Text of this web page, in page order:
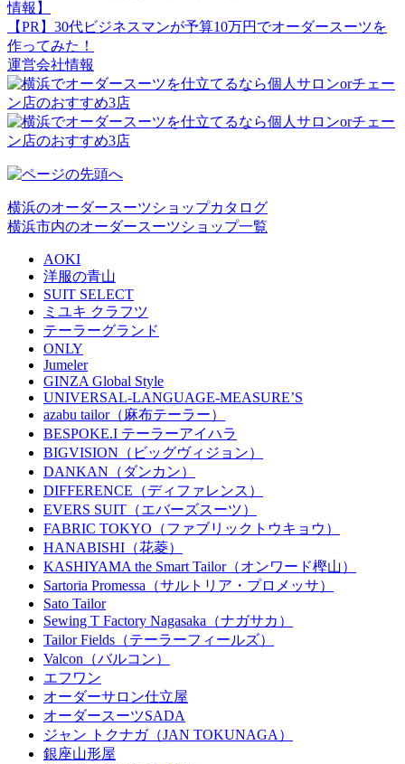
情報】
【PR】30代ビジネスマンが予算10万円でオーダースーツを
作ってみた！
運営会社情報
横浜のオーダースーツショップカタログ
横浜市内のオーダースーツショップ一覧
AOKI
洋服の青山
SUIT SELECT
ミユキ クラフツ
テーラーグランド
ONLY
Jumeler
GINZA Global Style
UNIVERSAL-LANGUAGE-MEASURE’S
azabu tailor（麻布テーラー）
BESPOKE.I テーラーアイハラ
BIGVISION（ビッグヴィジョン）
DANKAN（ダンカン）
DIFFERENCE（ディファレンス）
EVERS SUIT（エバーズスーツ）
FABRIC TOKYO（ファブリックトウキョウ）
HANABISHI（花菱）
KASHIYAMA the Smart Tailor（オンワード樫山）
Sartoria Promessa（サルトリア・プロメッサ）
Sato Tailor
Sewing T Factory Nagasaka（ナガサカ）
Tailor Fields（テーラーフィールズ）
Valcon（バルコン）
エフワン
オーダーサロン仕立屋
オーダースーツSADA
ジャン トクナガ（JAN TOKUNAGA）
銀座山形屋